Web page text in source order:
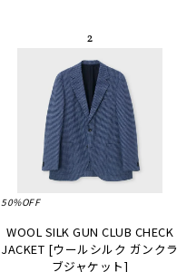
50%OFF
WOOL SILK GUN CLUB CHECK
JACKET [ウールシルク ガンクラ
ブジャケット]